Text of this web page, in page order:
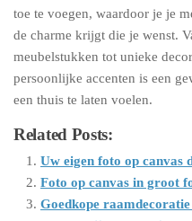
toe te voegen, waardoor je je
de charme krijgt die je wenst.
meubelstukken tot unieke
persoonlijke accenten is een
een thuis te laten voelen.
Related Posts:
Uw eigen foto op canvas
Foto op canvas in groot
Goedkope